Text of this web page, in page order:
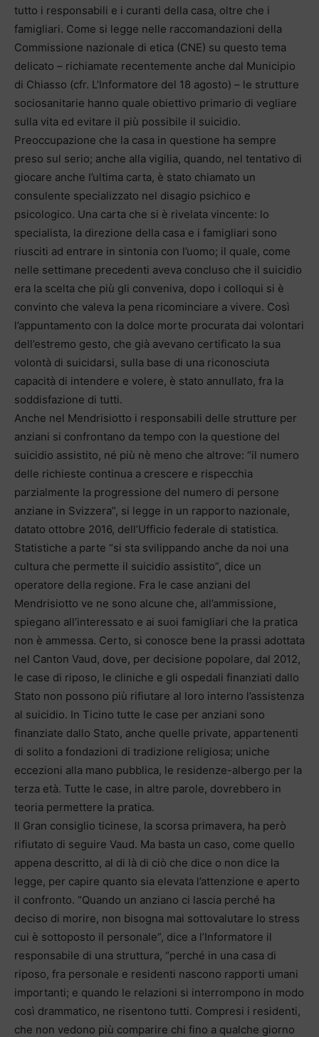
tutto i responsabili e i curanti della casa, oltre che i
famigliari. Come si legge nelle raccomandazioni della
Commissione nazionale di etica (CNE) su questo tema
delicato – richiamate recentemente anche dal Municipio
di Chiasso (cfr. L’Informatore del 18 agosto) – le strutture
sociosanitarie hanno quale obiettivo primario di vegliare
sulla vita ed evitare il più possibile il suicidio.
Preoccupazione che la casa in questione ha sempre
preso sul serio; anche alla vigilia, quando, nel tentativo di
giocare anche l’ultima carta, è stato chiamato un
consulente specializzato nel disagio psichico e
psicologico. Una carta che si è rivelata vincente: lo
specialista, la direzione della casa e i famigliari sono
riusciti ad entrare in sintonia con l’uomo; il quale, come
nelle settimane precedenti aveva concluso che il suicidio
era la scelta che più gli conveniva, dopo i colloqui si è
convinto che valeva la pena ricominciare a vivere. Così
l’appuntamento con la dolce morte procurata dai volontari
dell’estremo gesto, che già avevano certificato la sua
volontà di suicidarsi, sulla base di una riconosciuta
capacità di intendere e volere, è stato annullato, fra la
soddisfazione di tutti.
Anche nel Mendrisiotto i responsabili delle strutture per
anziani si confrontano da tempo con la questione del
suicidio assistito, né più nè meno che altrove: “il numero
delle richieste continua a crescere e rispecchia
parzialmente la progressione del numero di persone
anziane in Svizzera”, si legge in un rapporto nazionale,
datato ottobre 2016, dell’Ufficio federale di statistica.
Statistiche a parte “si sta svilippando anche da noi una
cultura che permette il suicidio assistito”, dice un
operatore della regione. Fra le case anziani del
Mendrisiotto ve ne sono alcune che, all’ammissione,
spiegano all’interessato e ai suoi famigliari che la pratica
non è ammessa. Certo, si conosce bene la prassi adottata
nel Canton Vaud, dove, per decisione popolare, dal 2012,
le case di riposo, le cliniche e gli ospedali finanziati dallo
Stato non possono più rifiutare al loro interno l’assistenza
al suicidio. In Ticino tutte le case per anziani sono
finanziate dallo Stato, anche quelle private, appartenenti
di solito a fondazioni di tradizione religiosa; uniche
eccezioni alla mano pubblica, le residenze-albergo per la
terza età. Tutte le case, in altre parole, dovrebbero in
teoria permettere la pratica.
Il Gran consiglio ticinese, la scorsa primavera, ha però
rifiutato di seguire Vaud. Ma basta un caso, come quello
appena descritto, al di là di ciò che dice o non dice la
legge, per capire quanto sia elevata l’attenzione e aperto
il confronto. “Quando un anziano ci lascia perché ha
deciso di morire, non bisogna mai sottovalutare lo stress
cui è sottoposto il personale”, dice a l’Informatore il
responsabile di una struttura, “perché in una casa di
riposo, fra personale e residenti nascono rapporti umani
importanti; e quando le relazioni si interrompono in modo
così drammatico, ne risentono tutti. Compresi i residenti,
che non vedono più comparire chi fino a qualche giorno